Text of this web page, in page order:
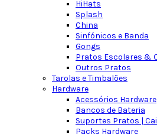
HiHats
Splash
China
Sinfónicos e Banda
Gongs
Pratos Escolares &
Outros Pratos
Tarolas e Timbalões
Hardware
Acessórios Hardware
Bancos de Bateria
Suportes Pratos |
Packs Hardware